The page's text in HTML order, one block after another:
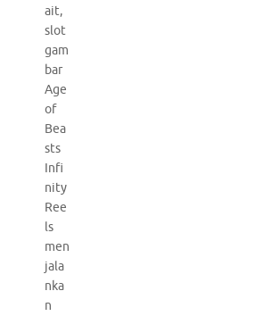
ait,
slot
gam
bar
Age
of
Bea
sts
Infi
nity
Ree
ls
men
jala
nka
n